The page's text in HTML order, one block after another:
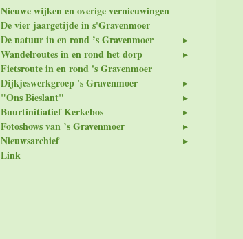
Nieuwe wijken en overige vernieuwingen
De vier jaargetijde in s'Gravenmoer
De natuur in en rond ’s Gravenmoer
Wandelroutes in en rond het dorp
Fietsroute in en rond 's Gravenmoer
Dijkjeswerkgroep 's Gravenmoer
"Ons Bieslant"
Buurtinitiatief Kerkebos
Fotoshows van ’s Gravenmoer
Nieuwsarchief
Link